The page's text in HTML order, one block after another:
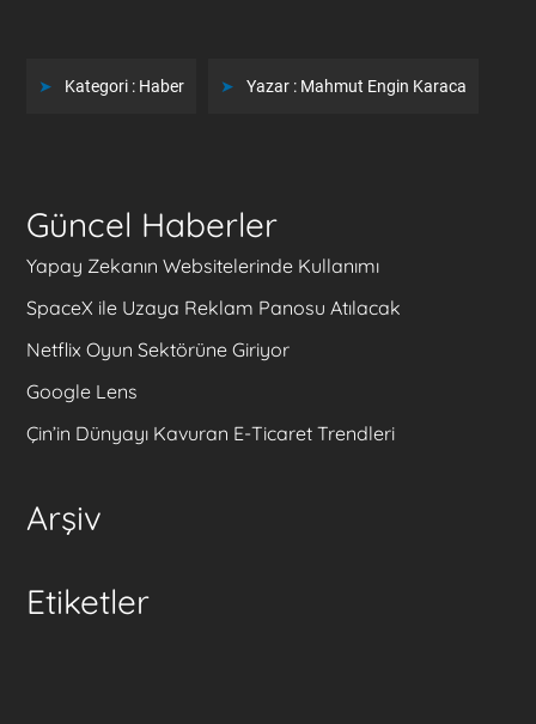
Kategori : Haber Yazar : Mahmut Engin Karaca
Güncel Haberler
Yapay Zekanın Websitelerinde Kullanımı
SpaceX ile Uzaya Reklam Panosu Atılacak
Netflix Oyun Sektörüne Giriyor
Google Lens
Çin’in Dünyayı Kavuran E-Ticaret Trendleri
Arşiv
Etiketler